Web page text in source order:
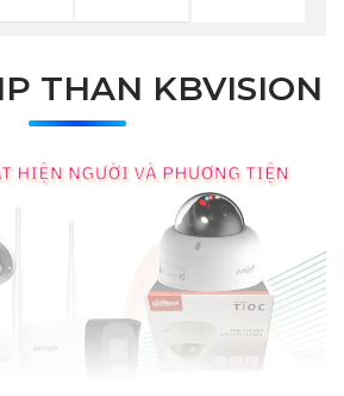
THAN KBVISION